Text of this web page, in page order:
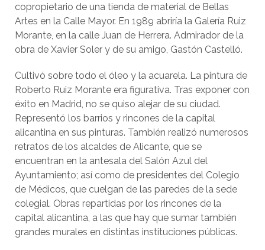
copropietario de una tienda de material de Bellas
Artes en la Calle Mayor. En 1989 abriría la Galería Ruiz
Morante, en la calle Juan de Herrera. Admirador de la
obra de Xavier Soler y de su amigo, Gastón Castelló.
Cultivó sobre todo el óleo y la acuarela. La pintura de
Roberto Ruiz Morante era figurativa. Tras exponer con
éxito en Madrid, no se quiso alejar de su ciudad.
Representó los barrios y rincones de la capital
alicantina en sus pinturas. También realizó numerosos
retratos de los alcaldes de Alicante, que se
encuentran en la antesala del Salón Azul del
Ayuntamiento; así como de presidentes del Colegio
de Médicos, que cuelgan de las paredes de la sede
colegial. Obras repartidas por los rincones de la
capital alicantina, a las que hay que sumar también
grandes murales en distintas instituciones públicas.